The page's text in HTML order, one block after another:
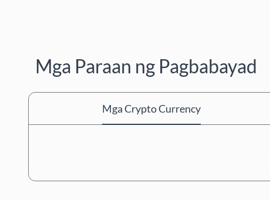
Mga Paraan ng Pagbabayad
Mga Crypto Currency